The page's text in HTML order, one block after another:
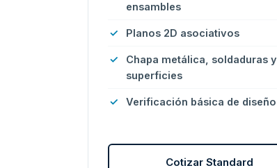
ensambles
Planos 2D asociativos
Chapa metálica, soldaduras y
superficies
Verificación básica de diseño
Cotizar Standard